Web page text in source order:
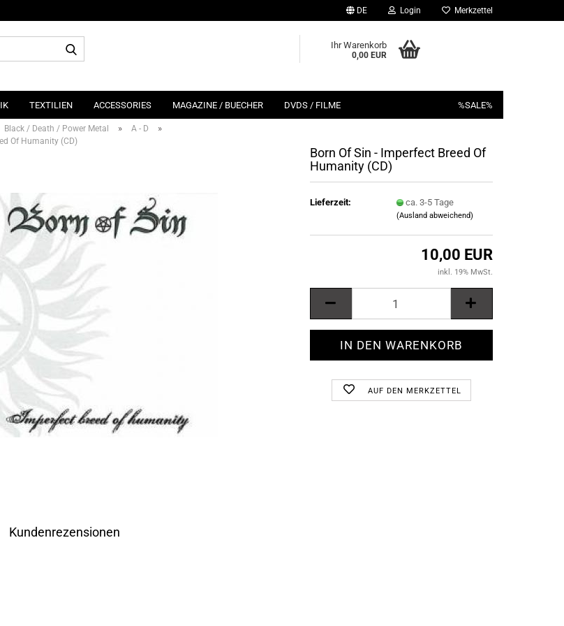
DE Login Merkzettel
Ihr Warenkorb
0,00 EUR
TEXTILIEN ACCESSORIES MAGAZINE / BUECHER DVDS / FILME %SALE%
Black / Death / Power Metal » A - D »
Of Humanity (CD)
Born Of Sin - Imperfect Breed Of
Humanity (CD)
Lieferzeit: ca. 3-5 Tage
(Ausland abweichend)
10,00 EUR
inkl. 19% MwSt.
AUF DEN MERKZETTEL
Kundenrezensionen